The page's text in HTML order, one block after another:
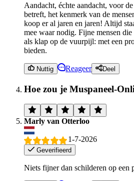
Aandacht, échte aandacht, voor
betreft, het kenmerk van de
koop er al jaren en jaren! Altijd
mee waar nodig. Fijne mensen
als klap op de vuurpijl: met een
bieden.
Nuttig Reageer Deel
Hoe zou je Muspaneel-
Marly van Otterloo
1-7-2026
Geverifieerd
Niets fijner dan schilderen op een